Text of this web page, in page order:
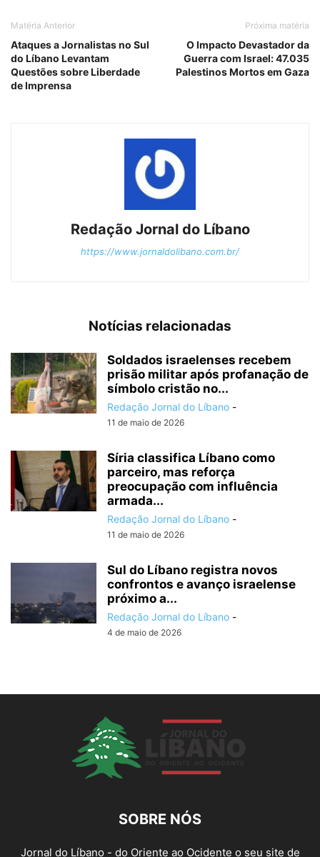
Matéria Anterior
Ataques a Jornalistas no Sul
do Líbano Levantam
Questões sobre Liberdade
de Imprensa
Próxima matéria
O Impacto Devastador da
Guerra com Israel: 47.035
Palestinos Mortos em Gaza
Redação Jornal do Líbano
https://www.jornaldolibano.com.br/
Notícias relacionadas
Soldados israelenses recebem
prisão militar após profanação de
símbolo cristão no...
Redação Jornal do Líbano -
11 de maio de 2026
Síria classifica Líbano como
parceiro, mas reforça
preocupação com influência
armada...
Redação Jornal do Líbano -
11 de maio de 2026
Sul do Líbano registra novos
confrontos e avanço israelense
próximo a...
Redação Jornal do Líbano -
4 de maio de 2026
SOBRE NÓS
Jornal do Líbano - do Oriente ao Ocidente o seu site de